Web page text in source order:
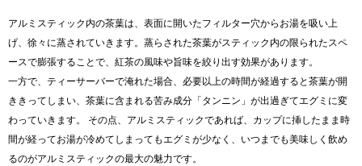
アルミスティック内の茶葉は、表面に開いたフィルター穴からお湯を吸い上
げ、徐々に蒸されていきます。蒸らされた茶葉がスティック内の限られたスペ
ースで膨張することで、紅茶の風味や旨味を絞り出す効果があります。
一方で、ティーサーバーで淹れた場合、必要以上の時間が経過すると茶葉が開
ききってしまい、茶葉に含まれる苦み成分「タンニン」が出過ぎてエグミに変
わっていきます。 その点、アルミスティックであれば、カップに挿したまま時
間が経ってお湯が冷めてしまってもエグミが少なく、いつまでも美味しく飲め
るのがアルミスティックの最大の魅力です。